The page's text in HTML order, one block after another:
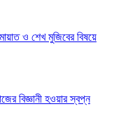
ও শেখ মুজিবের বিষয়ে
বিজ্ঞানী হওয়ার স্বপ্ন